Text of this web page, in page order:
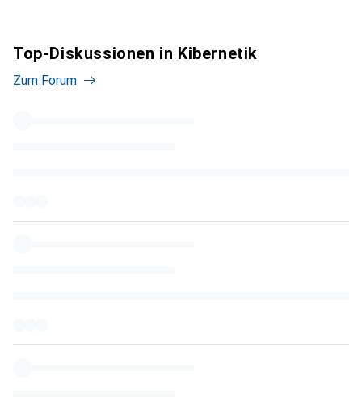
Top-Diskussionen in Kibernetik
Zum Forum